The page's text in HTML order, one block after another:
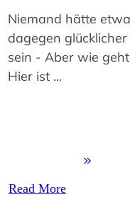
Niemand hätte
dagegen glücklicher
sein - Aber wie
Hier ist ...
Read More